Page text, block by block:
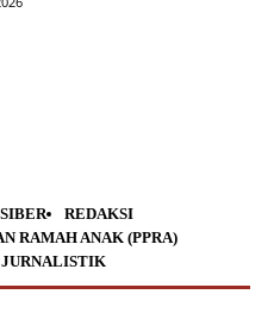
REDAKSI
RAMAH ANAK (PPRA)